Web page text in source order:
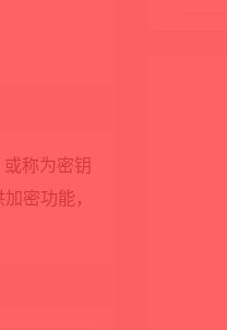
称为密钥
密功能，